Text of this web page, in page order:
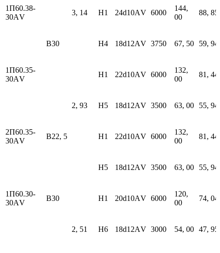
1П60.38-
30АV
3, 14 H1 24d10АV 6000
144,
00
88, 85
В30 H4 18d12АV 3750 67, 50 59, 94
1П60.35-
30АV
H1 22d10АV 6000
132,
00
81, 44
2, 93 H5 18d12АV 3500 63, 00 55, 94
2П60.35-
30АV
В22, 5 H1 22d10АV 6000
132,
00
81, 44
H5 18d12АV 3500 63, 00 55, 94
1П60.30-
30АV
В30 H1 20d10АV 6000
120,
00
74, 04
2, 51 H6 18d12АV 3000 54, 00 47, 95